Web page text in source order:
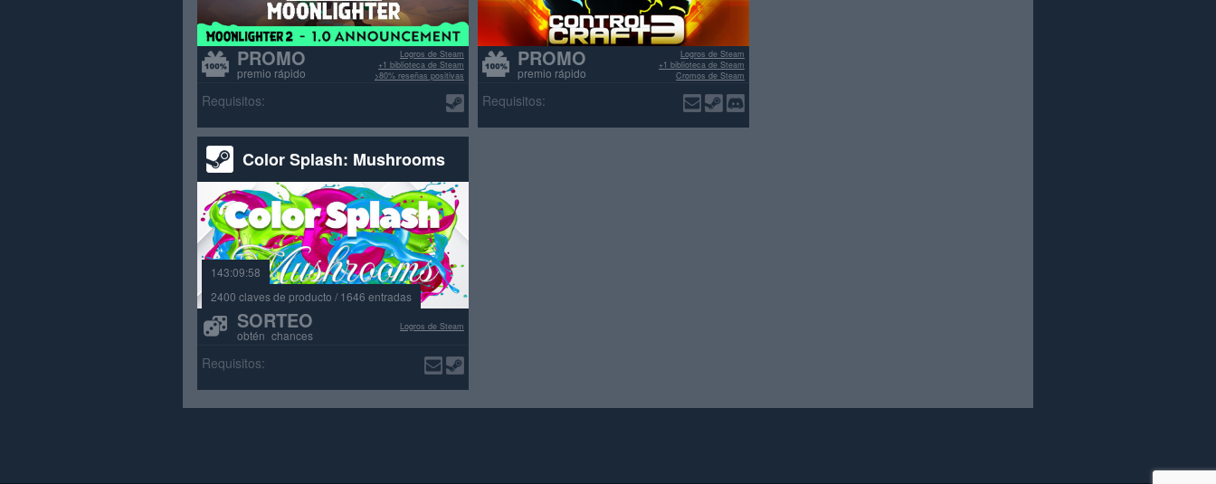
PROMO
premio rápido
Logros de Steam
+1 biblioteca de Steam
>80% reseñas positivas
Requisitos:
PROMO
premio rápido
Logros de Steam
+1 biblioteca de Steam
Cromos de Steam
Requisitos:
Color Splash: Mushrooms
143:09:58
2400 claves de producto / 1646 entradas
SORTEO
obtén chances
Logros de Steam
Requisitos: